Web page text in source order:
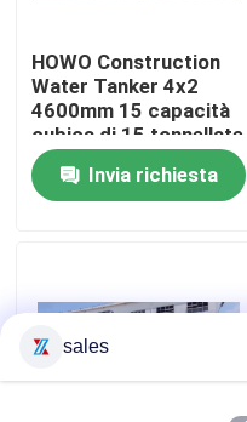
Contattici
Richieda una citazione
HOWO Construction
Water Tanker 4x2
4600mm 15 capacità
cubica di 15 tonnellate
Invia richiesta
sales